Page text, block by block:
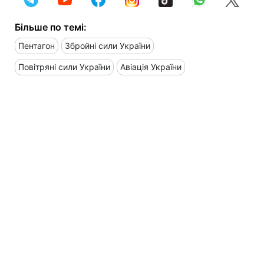
Більше по темі:
Пентагон Збройні сили України
Повітряні сили України Авіація України